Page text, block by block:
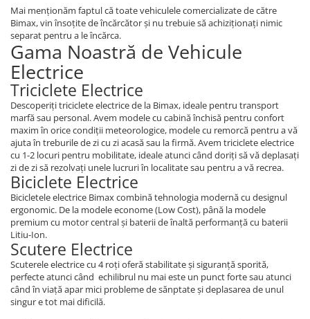
Piese Xiaomi Scooter 6
Scooter 4 Lite
Accesorii Trotinete
Piese Segway/Ninebot
ES1, ES2, ES3
Ninebot Segway ZT3 PRO
Piese de Schimb
Senzori Pedelec
Becuri
Piese Hoverboard
Piese masinute electrice copii
Franare
Relee
Pedale si accesorii
Mecanica
Conectori - Sigurante
Mai menționăm faptul că toate vehiculele comercializate de către
Bimax, vin însoțite de încărcător și nu trebuie să achiziționați nimic
separat pentru a le încărca.
Gama Noastră de Vehicule
Electrice
Triciclete Electrice
Descoperiți triciclete electrice de la Bimax, ideale pentru transport
marfă sau personal. Avem modele cu cabină închisă pentru confort
maxim în orice condiții meteorologice, modele cu remorcă pentru a vă
ajuta în treburile de zi cu zi acasă sau la firmă. Avem triciclete electrice
cu 1-2 locuri pentru mobilitate, ideale atunci când doriți să vă deplasați
zi de zi să rezolvați unele lucruri în localitate sau pentru a vă recrea.
Biciclete Electrice
Bicicletele electrice Bimax combină tehnologia modernă cu designul
ergonomic. De la modele econome (Low Cost), până la modele
premium cu motor central și baterii de înaltă performanță cu baterii
Litiu-Ion.
Scutere Electrice
Scuterele electrice cu 4 roți oferă stabilitate și siguranță sporită,
perfecte atunci când echilibrul nu mai este un punct forte sau atunci
când în viață apar mici probleme de sănptate și deplasarea de unul
singur e tot mai dificilă.